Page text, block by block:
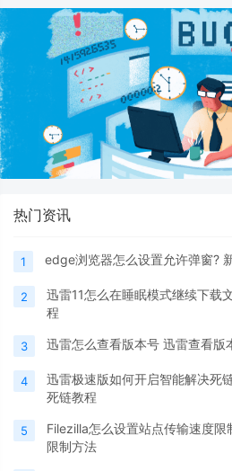
热门资讯
1 edge浏览器怎么设置允许弹窗?
2
迅雷11怎么在睡眠模式继续下载
程
3 迅雷怎么查看版本号 迅雷查看版
4
迅雷极速版如何开启智能解决死
死链教程
5
Filezilla怎么设置站点传输速度
限制方法